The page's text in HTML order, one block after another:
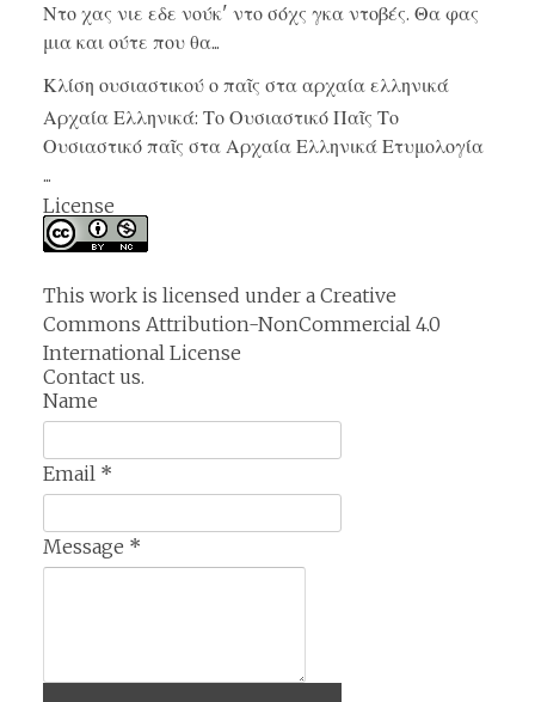
Ντο χας νιε εδε νούκ' ντο σόχς γκα ντοβές. Θα φας
μια και ούτε που θα...
Κλίση ουσιαστικού ο παῖς στα αρχαία ελληνικά
Αρχαία Ελληνικά: Το Ουσιαστικό Παῖς Το
Ουσιαστικό παῖς στα Αρχαία Ελληνικά Ετυμολογία
...
License
This work is licensed under a Creative
Commons Attribution-NonCommercial 4.0
International License
Contact us.
Name
Email *
Message *